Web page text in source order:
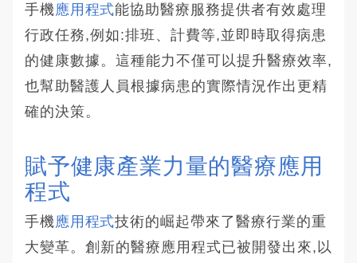
手機 應用程式能協助醫療服務提供者有效處理
行政任務,例如:排班、計費等,並即時取得病患
的健康數據。這種能力不僅可以提升醫療效率,
也幫助醫護人員根據病患的實際情況作出更精
確的決策。
賦予健康產業力量的醫療應用
程式
手機 應用程式技術的崛起帶來了醫療行業的重
大變革。創新的醫療應用程式已被開發出來,以